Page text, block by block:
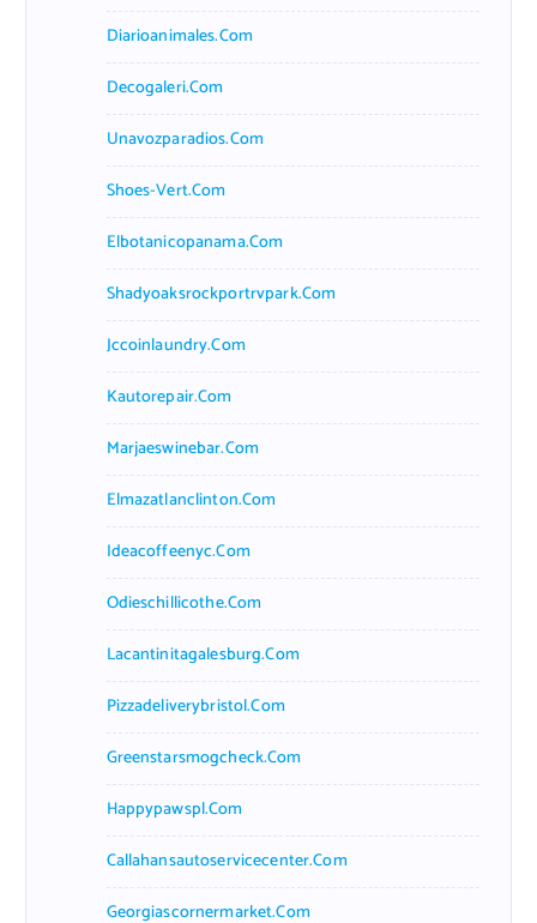
Diarioanimales.com
Decogaleri.com
Unavozparadios.com
Shoes-Vert.com
Elbotanicopanama.com
Shadyoaksrockportrvpark.com
Jccoinlaundry.com
Kautorepair.com
Marjaeswinebar.com
Elmazatlanclinton.com
Ideacoffeenyc.com
Odieschillicothe.com
Lacantinitagalesburg.com
Pizzadeliverybristol.com
Greenstarsmogcheck.com
Happypawspl.com
Callahansautoservicecenter.com
Georgiascornermarket.com